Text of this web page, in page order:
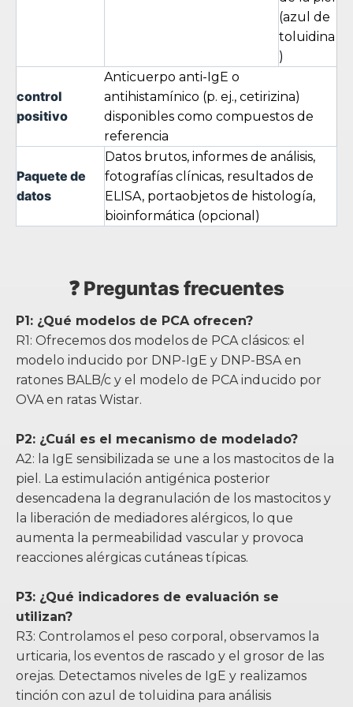
(azul de
toluidina
)
control
positivo
Anticuerpo anti-IgE o
antihistamínico (p. ej., cetirizina)
disponibles como compuestos de
referencia
Paquete de
datos
Datos brutos, informes de análisis,
fotografías clínicas, resultados de
ELISA, portaobjetos de histología,
bioinformática (opcional)
❓ Preguntas frecuentes
P1: ¿Qué modelos de PCA ofrecen?
R1: Ofrecemos dos modelos de PCA clásicos: el
modelo inducido por DNP-IgE y DNP-BSA en
ratones BALB/c y el modelo de PCA inducido por
OVA en ratas Wistar.
P2: ¿Cuál es el mecanismo de modelado?
A2: la IgE sensibilizada se une a los mastocitos de la
piel. La estimulación antigénica posterior
desencadena la degranulación de los mastocitos y
la liberación de mediadores alérgicos, lo que
aumenta la permeabilidad vascular y provoca
reacciones alérgicas cutáneas típicas.
P3: ¿Qué indicadores de evaluación se
utilizan?
R3: Controlamos el peso corporal, observamos la
urticaria, los eventos de rascado y el grosor de las
orejas. Detectamos niveles de IgE y realizamos
tinción con azul de toluidina para análisis